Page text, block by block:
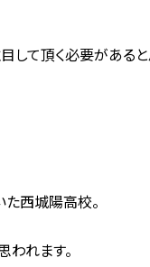
て頂く必要があると
西城陽高校。
れます。